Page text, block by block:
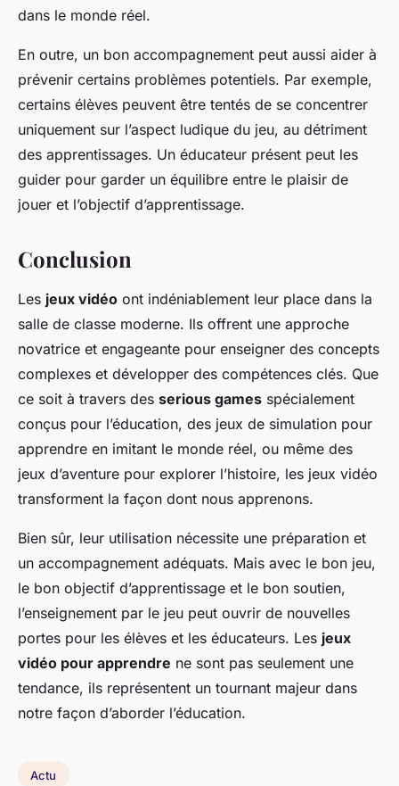
dans le monde réel.
En outre, un bon accompagnement peut aussi aider à
prévenir certains problèmes potentiels. Par exemple,
certains élèves peuvent être tentés de se concentrer
uniquement sur l’aspect ludique du jeu, au détriment
des apprentissages. Un éducateur présent peut les
guider pour garder un équilibre entre le plaisir de
jouer et l’objectif d’apprentissage.
Conclusion
Les jeux vidéo ont indéniablement leur place dans la
salle de classe moderne. Ils offrent une approche
novatrice et engageante pour enseigner des concepts
complexes et développer des compétences clés. Que
ce soit à travers des serious games spécialement
conçus pour l’éducation, des jeux de simulation pour
apprendre en imitant le monde réel, ou même des
jeux d’aventure pour explorer l’histoire, les jeux vidéo
transforment la façon dont nous apprenons.
Bien sûr, leur utilisation nécessite une préparation et
un accompagnement adéquats. Mais avec le bon jeu,
le bon objectif d’apprentissage et le bon soutien,
l’enseignement par le jeu peut ouvrir de nouvelles
portes pour les élèves et les éducateurs. Les jeux
vidéo pour apprendre ne sont pas seulement une
tendance, ils représentent un tournant majeur dans
notre façon d’aborder l’éducation.
Actu